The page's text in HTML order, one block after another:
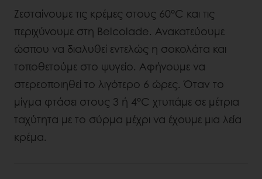
Ζεσταίνουμε τις κρέμες στους 60°C και τις
περιχύνουμε στη Belcolade. Ανακατεύουμε
ώσπου να διαλυθεί εντελώς η σοκολάτα και
τοποθετούμε στο ψυγείο. Αφήνουμε να
στερεοποιηθεί το λιγότερο 6 ώρες. Όταν το
μίγμα φτάσει στους 3 ή 4°C χτυπάμε σε μέτρια
ταχύτητα με το σύρμα μέχρι να έχουμε μια λεία
κρέμα.